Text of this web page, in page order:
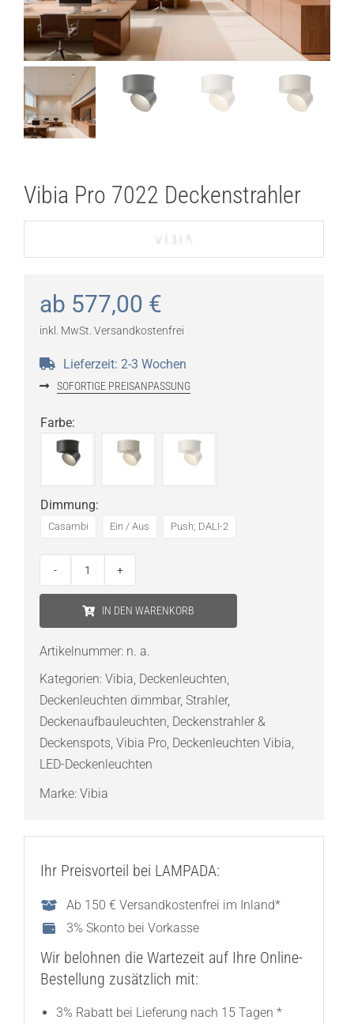
Ratgeber
Vibia Pro 7022 Deckenstrahler
ab 577,00 €
inkl. MwSt. Versandkostenfrei
Lieferzeit: 2-3 Wochen
SOFORTIGE PREISANPASSUNG
Farbe:
Dimmung:
Casambi Ein / Aus Push; DALI-2
IN DEN WARENKORB
Artikelnummer: n. a.
Kategorien: Vibia, Deckenleuchten,
Deckenleuchten dimmbar, Strahler,
Deckenaufbauleuchten, Deckenstrahler &
Deckenspots, Vibia Pro, Deckenleuchten Vibia,
LED-Deckenleuchten
Marke: Vibia
Ihr Preisvorteil bei LAMPADA:
Ab 150 € Versandkostenfrei im Inland*
3% Skonto bei Vorkasse
Wir belohnen die Wartezeit auf Ihre Online-
Bestellung zusätzlich mit:
3% Rabatt bei Lieferung nach 15 Tagen *